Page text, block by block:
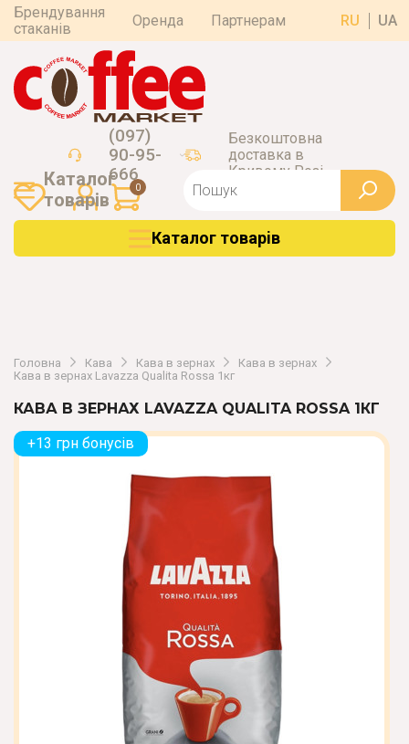
Брендування
стаканів
Оренда Партнерам RU UA
(097)
90-95-
666
Безкоштовна
доставка в
Кривому Розі
0
Каталог
товарiв
Каталог товарiв
Головна Кава Кава в зернах
Кава в зернах
Кава в зернах Lavazza Qualita Rossa 1кг
КАВА В ЗЕРНАХ LAVAZZA QUALITA ROSSA 1КГ
+13 грн бонусів